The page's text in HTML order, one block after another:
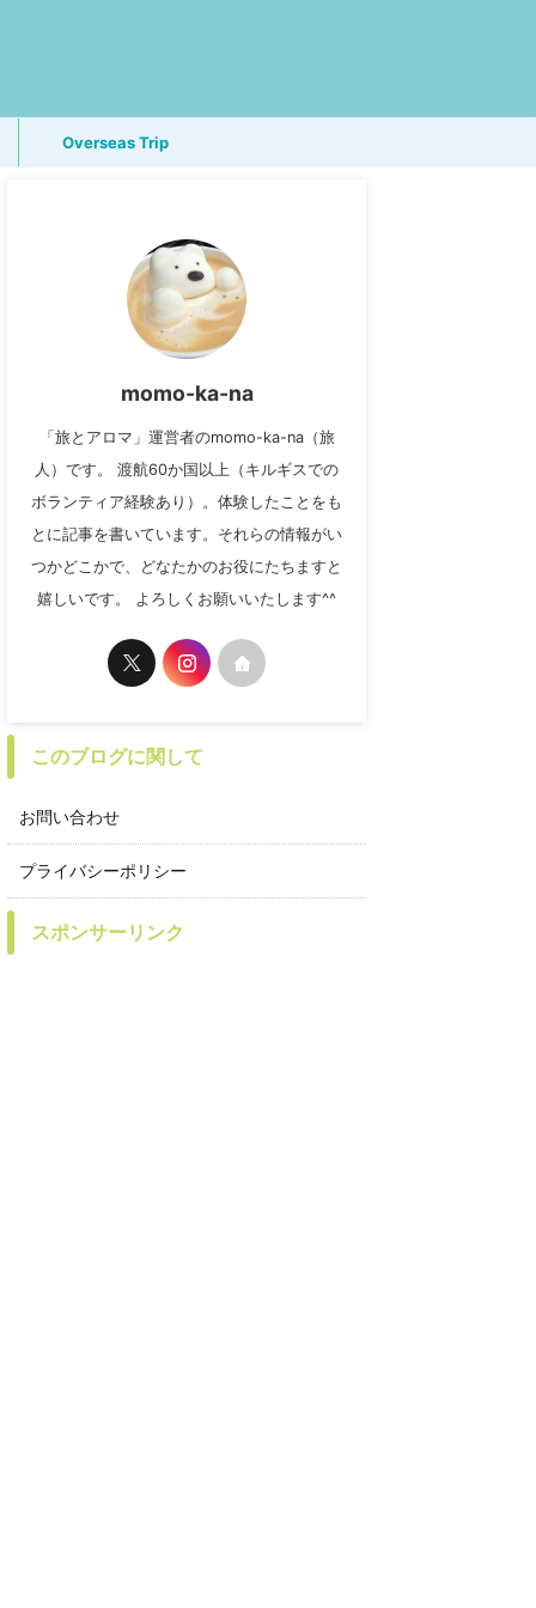
Overseas Trip
momo-ka-na
「旅とアロマ」運営者のmomo-ka-na（旅
人）です。 渡航60か国以上（キルギスでの
ボランティア経験あり）。体験したことをも
とに記事を書いています。それらの情報がい
つかどこかで、どなたかのお役にたちますと
嬉しいです。 よろしくお願いいたします^^
このブログに関して
お問い合わせ
プライバシーポリシー
スポンサーリンク